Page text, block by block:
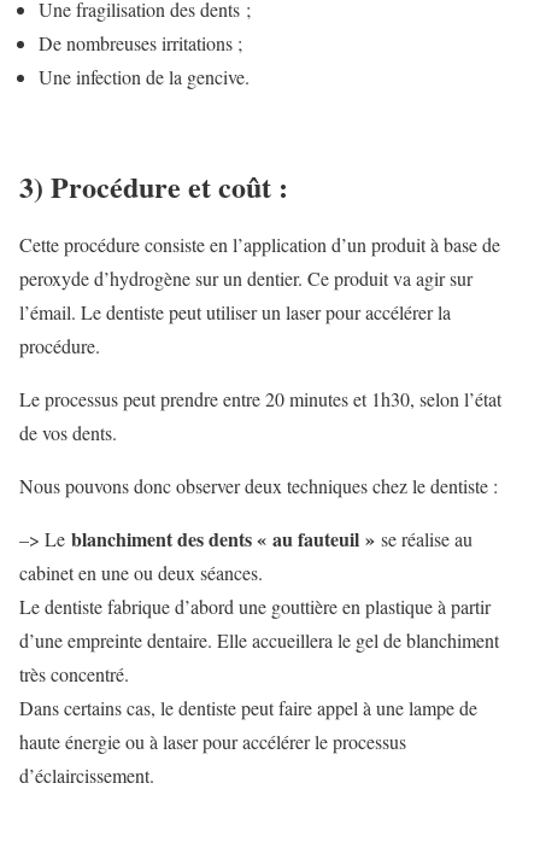
Une fragilisation des dents ;
De nombreuses irritations ;
Une infection de la gencive.
3) Procédure et coût :
Cette procédure consiste en l’application d’un produit à base de
peroxyde d’hydrogène sur un dentier. Ce produit va agir sur
l’émail. Le dentiste peut utiliser un laser pour accélérer la
procédure.
Le processus peut prendre entre 20 minutes et 1h30, selon l’état
de vos dents.
Nous pouvons donc observer deux techniques chez le dentiste :
–> Le blanchiment des dents « au fauteuil » se réalise au
cabinet en une ou deux séances.
Le dentiste fabrique d’abord une gouttière en plastique à partir
d’une empreinte dentaire. Elle accueillera le gel de blanchiment
très concentré.
Dans certains cas, le dentiste peut faire appel à une lampe de
haute énergie ou à laser pour accélérer le processus
d’éclaircissement.